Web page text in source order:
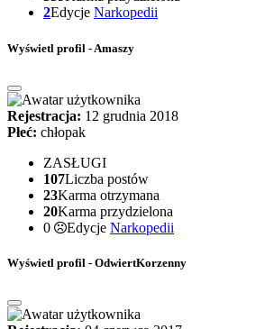
2Edycje Narkopedii
Wyświetl profil - Amaszy
Rejestracja: 12 grudnia 2018
Płeć: chłopak
ZASŁUGI
107Liczba postów
23Karma otrzymana
20Karma przydzielona
0
Edycje Narkopedii
Wyświetl profil - OdwiertKorzenny